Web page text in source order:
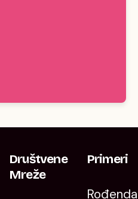
Društvene
Mreže
Primeri